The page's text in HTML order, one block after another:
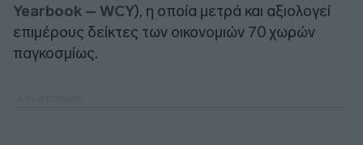
Yearbook – WCY), η οποία μετρά και αξιολογεί
επιμέρους δείκτες των οικονομιών 70 χωρών
παγκοσμίως.